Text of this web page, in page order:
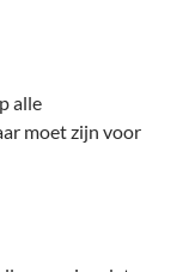
alle
moet zijn voor